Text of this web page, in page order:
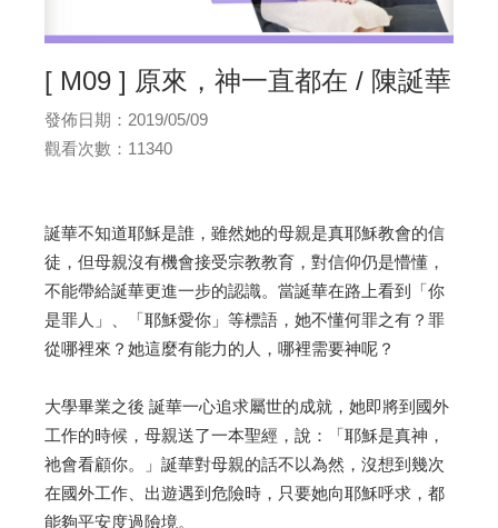
[ M09 ] 原來，神一直都在 / 陳誕華
發佈日期：2019/05/09
觀看次數：11340
誕華不知道耶穌是誰，雖然她的母親是真耶穌教會的信
徒，但母親沒有機會接受宗教教育，對信仰仍是懵懂，
不能帶給誕華更進一步的認識。當誕華在路上看到「你
是罪人」、「耶穌愛你」等標語，她不懂何罪之有？罪
從哪裡來？她這麼有能力的人，哪裡需要神呢？
大學畢業之後 誕華一心追求屬世的成就，她即將到國外
工作的時候，母親送了一本聖經，說：「耶穌是真神，
祂會看顧你。」誕華對母親的話不以為然，沒想到幾次
在國外工作、出遊遇到危險時，只要她向耶穌呼求，都
能夠平安度過險境。